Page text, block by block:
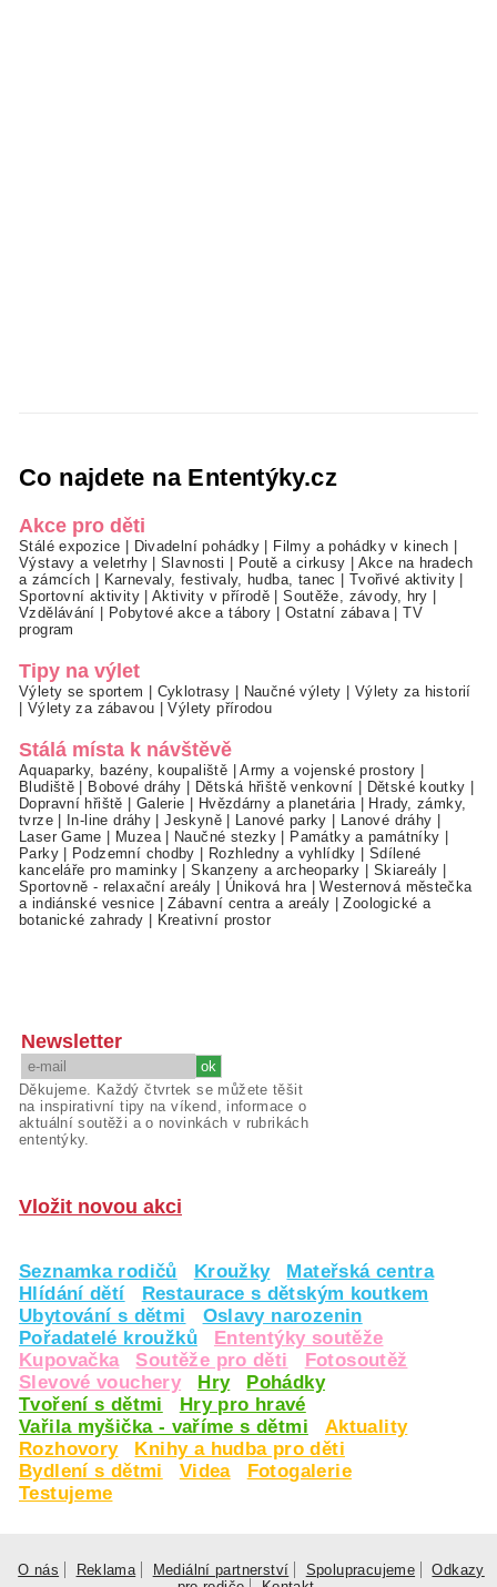
Co najdete na Ententýky.cz
Akce pro děti
Stálé expozice Divadelní pohádky Filmy a pohádky v kinech
Výstavy a veletrhy|Slavnosti Poutě a cirkusy
Akce na hradech
a zámcích
Karnevaly, festivaly, hudba, tanec Tvořivé aktivity
Sportovní aktivity|Aktivity v přírodě |Soutěže, závody, hry
Vzdělávání
Pobytové akce a tábory Ostatní zábava |TV
program
Tipy na výlet
Výlety se sportem Cyklotrasy Naučné výlety
Výlety za historií
Výlety za zábavou |Výlety přírodou
Stálá místa k návštěvě
Aquaparky, bazény, koupaliště |Army a vojenské prostory
Bludiště
Bobové dráhy Dětská hřiště venkovní Dětské koutky
Dopravní hřiště
Galerie Hvězdárny a planetária
Hrady, zámky,
tvrze| In-line dráhy |Jeskyně| Lanové parky Lanové dráhy
Laser Game
Muzea| Naučné stezky Památky a památníky
Parky| Podzemní chodby Rozhledny a vyhlídky
Sdílené
kanceláře pro maminky |Skanzeny a archeoparky Skiareály
Sportovně - relaxační areály
Úniková hra |Westernová městečka
a indiánské vesnice |Zábavní centra a areály |Zoologické a
botanické zahrady
Kreativní prostor
Newsletter
Děkujeme. Každý čtvrtek se můžete těšit
na inspirativní tipy na víkend, informace o
aktuální soutěži a o novinkách v rubrikách
ententýky.
Vložit novou akci
Seznamka rodičů Kroužky
Mateřská centra
Hlídání dětí
Restaurace s dětským koutkem
Ubytování s dětmi
Oslavy narozenin
Pořadatelé kroužků
Ententýky soutěže
Kupovačka
Soutěže pro děti
Fotosoutěž
Slevové vouchery
Hry
Pohádky
Tvoření s dětmi
Hry pro hravé
Vařila myšička - vaříme s dětmi
Aktuality
Rozhovory
Knihy a hudba pro děti
Bydlení s dětmi
Videa
Fotogalerie
Testujeme
O nás Reklama Mediální partnerství Spolupracujeme
Odkazy